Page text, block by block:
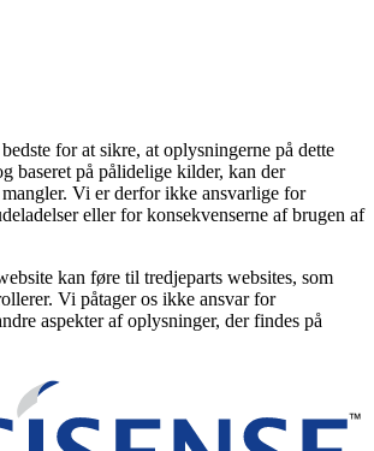
for at sikre, at oplysningerne på dette
baseret på pålidelige kilder, kan der
Vi er derfor ikke ansvarlige for
eller for konsekvenserne af brugen af
kan føre til tredjeparts websites, som
Vi påtager os ikke ansvar for
aspekter af oplysninger, der findes på